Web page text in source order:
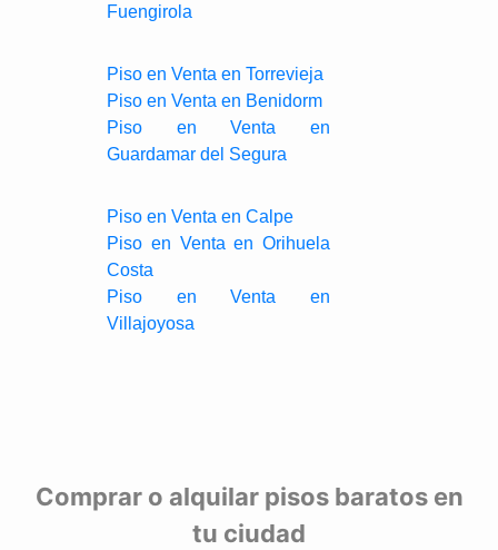
Fuengirola
Piso en Venta en Torrevieja
Piso en Venta en Benidorm
Piso en Venta en
Guardamar del Segura
Piso en Venta en Calpe
Piso en Venta en Orihuela
Costa
Piso en Venta en
Villajoyosa
Comprar o alquilar pisos baratos en
tu ciudad